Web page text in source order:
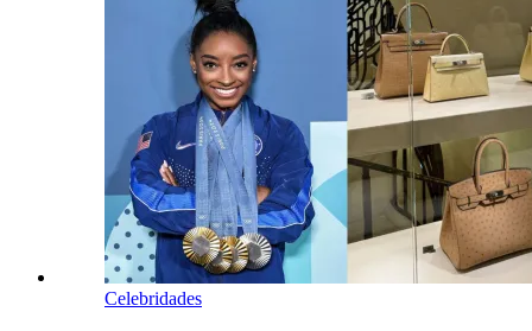
Celebridades